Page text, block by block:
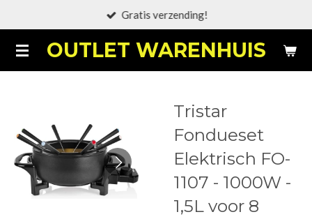
naar
de
OUTLET WARENHUIS
Gratis verzending!
Tristar
Fondueset
Elektrisch FO-
1107 - 1000W -
1,5L voor 8